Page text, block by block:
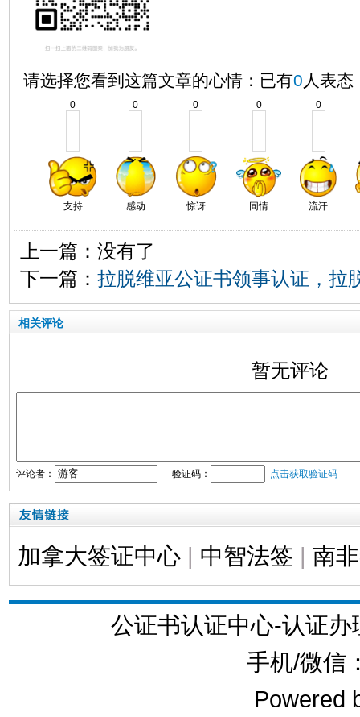
请选择您看到这篇文章的心情：已有0 人表态
0
支持
0
感动
0
惊讶
0
同情
0
流汗
上一篇：没有了
下一篇： 拉脱维亚公证书领事认证，拉
相关评论
暂无评论
评论者： 验证码： 点击获取验证码
加拿大签证中心 | 中智法签 | 南
公证书认证中心-认证
手机/微信
Powered